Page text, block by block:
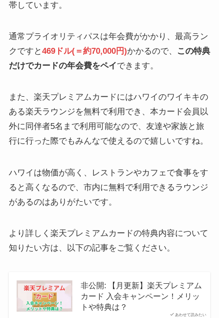
帯しています。
通常プライオリティパスは年会費がかかり、最高ラン
クですと469ドル(＝約70,000円)かかるので、
この特典
だけでカードの年会費をペイできます。
また、楽天プレミアムカードにはハワイのワイキキの
ある楽天ラウンジを無料で利用でき、本カード会員以
外に同伴者5名まで利用可能なので、友達や家族と旅
行に行った際でもみんなで使えるので嬉しいですね。
ハワイは物価が高く、レストランやカフェで食事をす
ると高くなるので、市内に無料で利用できるラウンジ
があるのはありがたいです。
より詳しく楽天プレミアムカードの特典内容について
知りたい方は、以下の記事をご覧ください。
あわせて読みたい
非公開: 【月更新】楽天プレミアム
カード 入会キャンペーン！メリッ
トや特典は？